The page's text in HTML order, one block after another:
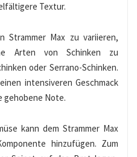
Textur.
Strammer Max zu variieren,
Arten von Schinken zu
oder Serrano-Schinken.
intensiveren Geschmack
gehobene Note.
kann dem Strammer Max
hinzufügen. Zum